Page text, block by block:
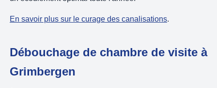
En savoir plus sur le curage des canalisations.
Débouchage de chambre de visite à
Grimbergen